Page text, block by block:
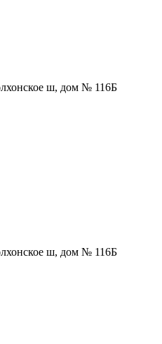
ш, дом № 116Б
ш, дом № 116Б